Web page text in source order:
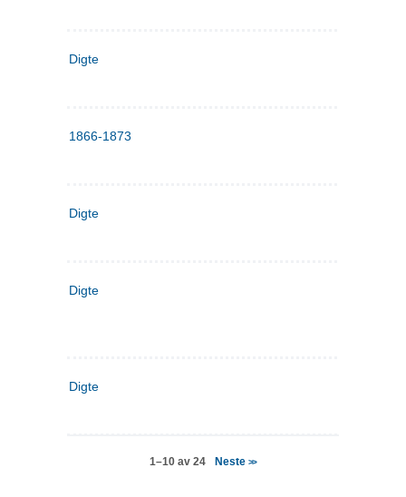
Digte
1866-1873
Digte
Digte
Digte
1–10 av 24 Neste>>